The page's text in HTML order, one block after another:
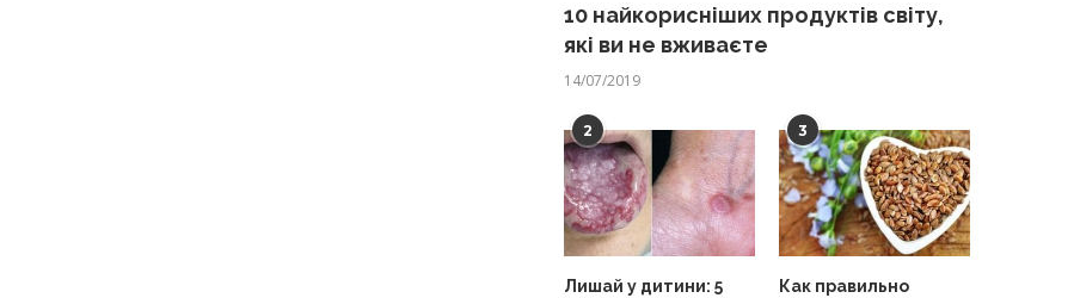
10 найкорисніших продуктів світу,
які ви не вживаєте
14/07/2019
2
Лишай у дитини: 5
3
Как правильно